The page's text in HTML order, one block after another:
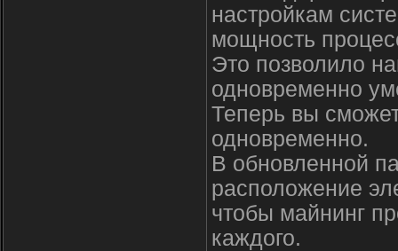
настройкам
мощность
Это позволило
одновременно
Теперь вы
одновременно.
В обновленной
расположение
чтобы майнинг
каждого.